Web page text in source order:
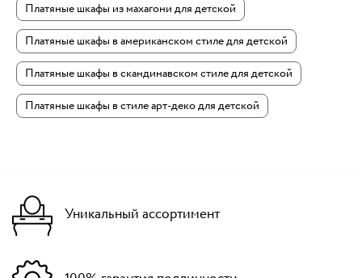
Платяные шкафы из махагони для детской
Платяные шкафы в американском стиле для детской
Платяные шкафы в скандинавском стиле для детской
Платяные шкафы в стиле арт-деко для детской
Уникальный ассортимент